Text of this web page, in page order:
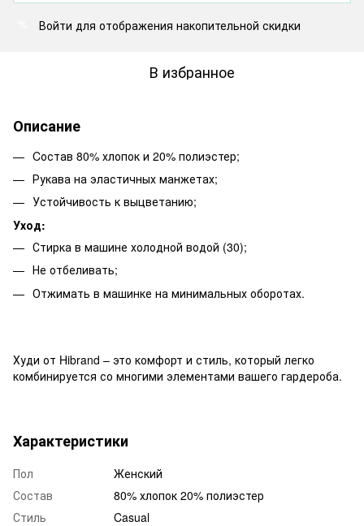
Войти для отображения накопительной скидки
В избранное
Описание
Cостав 80% хлопок и 20% полиэстер;
Рукава на эластичных манжетах;
Устойчивость к выцветанию;
Уход:
Стирка в машине холодной водой (30);
Не отбеливать;
Отжимать в машинке на минимальных оборотах.
Худи от Hibrand – это комфорт и стиль, который легко
комбинируется со многими элементами вашего гардероба.
Характеристики
Пол
Женский
Состав
80% хлопок 20% полиэстер
Стиль
Casual